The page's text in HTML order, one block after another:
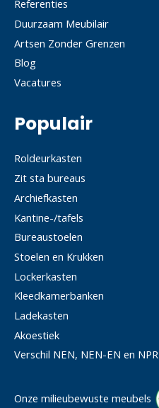
Referenties
Duurzaam Meubilair
Artsen Zonder Grenzen
Blog
Vacatures
Populair
Roldeurkasten
Zit sta bureaus
Archiefkasten
Kantine-/tafels
Bureaustoelen
Stoelen en Krukken
Lockerkasten
Kleedkamerbanken
Ladekasten
Akoestiek
Verschil NEN, NEN-EN en NPR
Onze milieubewuste meubels